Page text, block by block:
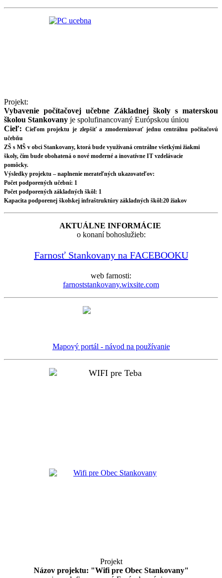
Projekt:
Vybavenie počítačovej učebne Základnej školy s materskou
školou Stankovany je spolufinancovaný Európskou úniou
Cieľ: Cieľom projektu je zlepšiť a zmodernizovať jednu centrálnu počítačovú
učebňu
ZŠ s MŠ v obci Stankovany, ktorá bude využívaná centrálne všetkými žiakmi
školy, čím bude obohatená o nové moderné a inovatívne IT vzdelávacie
pomôcky.
Výsledky projektu – naplnenie merateľných ukazovateľov:
Počet podporených učební: 1
Počet podporených základných škôl: 1
Kapacita podporenej školskej infraštruktúry základných škôl:20 žiakov
AKTUÁLNE INFORMÁCIE
o konaní bohoslužieb:
Farnosť Stankovany na FACEBOOKU
web farnosti:
farnoststankovany.wixsite.com
Mapový portál - návod na používanie
Projekt
Názov projektu: "Wifi pre Obec Stankovany"